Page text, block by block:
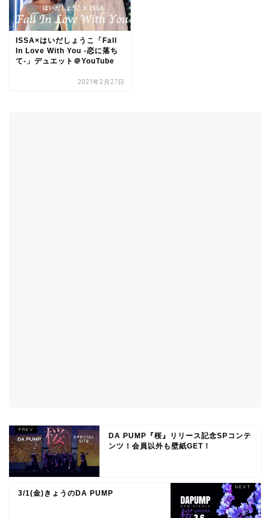
ISSA×はいだしょうこ「Fall
In Love With You -恋に落ち
て-」デュエット＠YouTube
2021年2月27日
DA PUMP『桜』リリース記念SPコンテ
ンツ！会員以外も壁紙GET！
3/1(金)きょうのDA PUMP